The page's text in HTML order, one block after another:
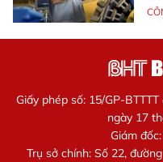
Giấy phép số: 15/GP-
ngày 17
Giám
Trụ sở chính: Số 22,